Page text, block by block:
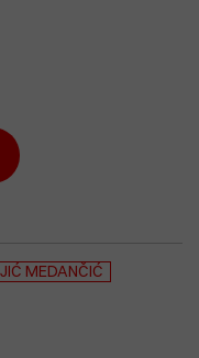
MEDANČIĆ